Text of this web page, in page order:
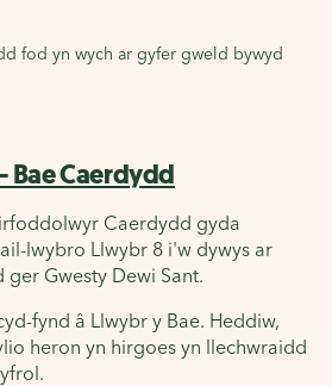
fod yn wych ar gyfer gweld bywyd
Bae Caerdydd
Caerdydd gyda
lwybro Llwybr 8 i'w dywys ar
Gwesty Dewi Sant.
fynd â Llwybr y Bae. Heddiw,
heron yn hirgoes yn llechwraidd